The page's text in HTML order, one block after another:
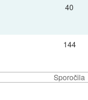
Sporočila
40
144